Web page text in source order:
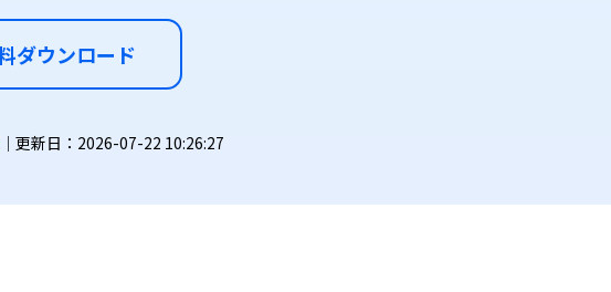
ダウンロード
｜更新日：2026-07-22 10:26:27